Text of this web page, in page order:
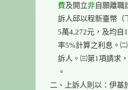
    費
及開立非自願離職
訴人邱以程新臺幣
5萬4,272元，及均
率5%計算之利息。
訴人。㈢第1項請求
    。
二、上訴人則以：伊基